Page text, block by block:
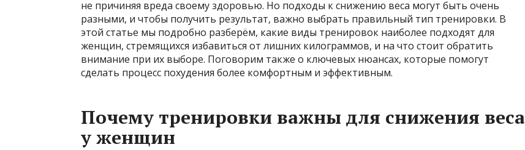
не причиняя вреда своему здоровью. Но подходы к снижению веса могут быть очень
разными, и чтобы получить результат, важно выбрать правильный тип тренировки. В
этой статье мы подробно разберём, какие виды тренировок наиболее подходят для
женщин, стремящихся избавиться от лишних килограммов, и на что стоит обратить
внимание при их выборе. Поговорим также о ключевых нюансах, которые помогут
сделать процесс похудения более комфортным и эффективным.
Почему тренировки важны для снижения веса
у женщин